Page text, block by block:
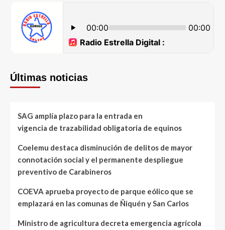
Últimas noticias
SAG amplía plazo para la entrada en
vigencia de trazabilidad obligatoria de equinos
Coelemu destaca disminución de delitos de mayor
connotación social y el permanente despliegue
preventivo de Carabineros
COEVA aprueba proyecto de parque eólico que se
emplazará en las comunas de Ñiquén y San Carlos
Ministro de agricultura decreta emergencia agrícola